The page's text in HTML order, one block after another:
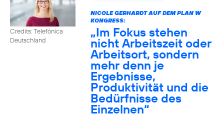
Credits: Telefónica
Deutschland
NICOLE GERHARDT AUF DEM PLAN W
KONGRESS:
„Im Fokus stehen
nicht Arbeitszeit oder
Arbeitsort, sondern
mehr denn je
Ergebnisse,
Produktivität und die
Bedürfnisse des
Einzelnen“